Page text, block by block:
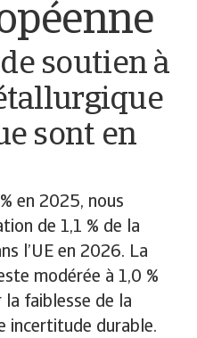
soutien à
sont en
en 2025, nous
de 1,1 % de la
l’UE en 2026. La
modérée à 1,0 %
faiblesse de la
incertitude durable.